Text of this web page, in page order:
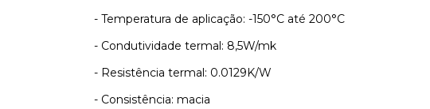
- Temperatura de aplicação: -150°C até 200°C
- Condutividade termal: 8,5W/mk
- Resistência termal: 0.0129K/W
- Consistência: macia